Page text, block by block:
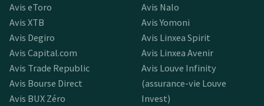
Avis eToro
Avis XTB
Avis Degiro
Avis Capital.com
Avis Trade Republic
Avis Bourse Direct
Avis BUX Zéro
Avis Nalo
Avis Yomoni
Avis Linxea Spirit
Avis Linxea Avenir
Avis Louve Infinity
(assurance-vie Louve
Invest)